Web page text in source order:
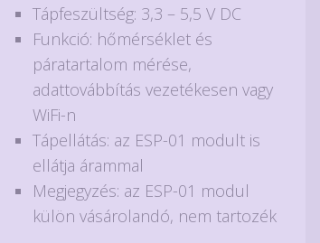
Tápfeszültség: 3,3 – 5,5 V DC
Funkció: hőmérséklet és
páratartalom mérése,
adattovábbítás vezetékesen vagy
WiFi-n
Tápellátás: az ESP-01 modult is
ellátja árammal
Megjegyzés: az ESP-01 modul
külön vásárolandó, nem tartozék